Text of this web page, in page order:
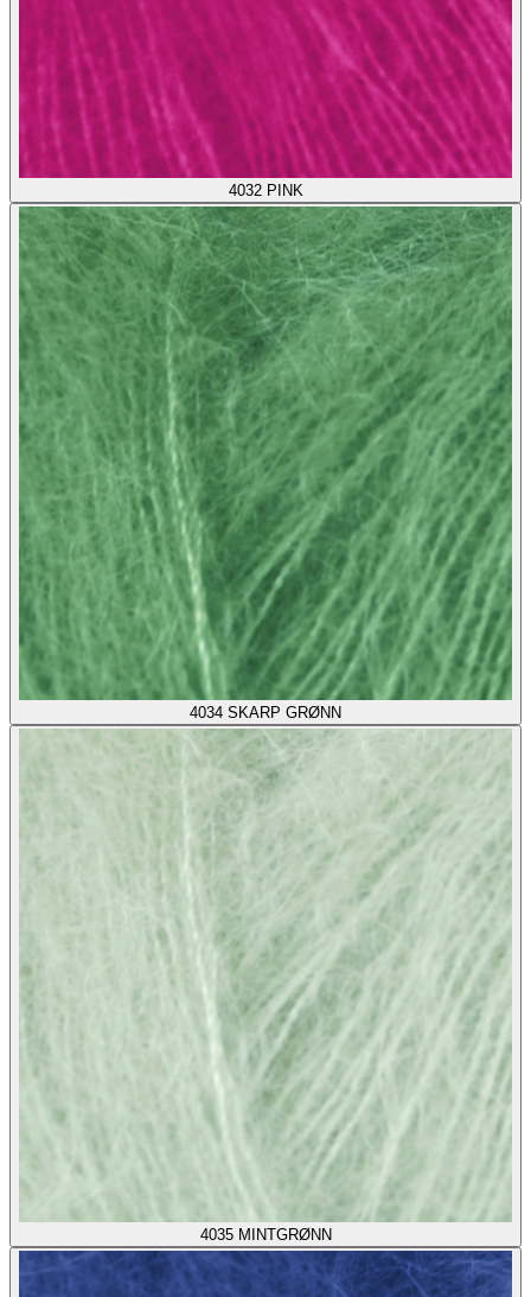
4032 PINK
4034 SKARP GRØNN
4035 MINTGRØNN